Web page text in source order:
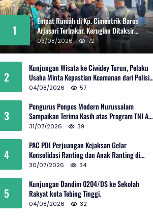
1
Empat Rumah di Kp. Cimentrik Baros
Arjasari Terbakar, Kerugian Ditaksir
Rp600 Juta
03/08/2026 72
2
Kunjungan Wisata ke Ciwidey Turun, Pelaku
Usaha Minta Kepastian Keamanan dari Polisi
dan Pemprov Jabar
04/08/2026 57
3
Pengurus Ponpes Modern Nurussalam
Sampaikan Terima Kasih atas Program TNI AD
Manunggal Air
31/07/2026 39
4
PAC PDI Perjuangan Kejaksan Gelar
Konsolidasi Ranting dan Anak Ranting di
Kebon Baru
30/07/2026 34
5
Kunjungan Dandim 0204/DS ke Sekolah
Rakyat kota Tebing Tinggi.
04/08/2026 32